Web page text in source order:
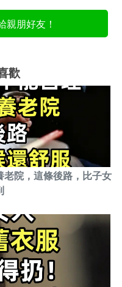
親朋好友！
歡
老院，這條後路，比子女